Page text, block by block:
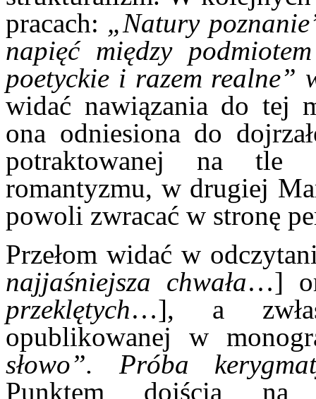
pracach: „Natury
napięć między
poetyckie i razem realne”
widać nawiązania do tej
ona odniesiona do
potraktowanej na tle
romantyzmu, w drugiej
powoli zwracać w stronę
Przełom widać w
najjaśniejsza chwała…]
przeklętych…], a
opublikowanej w
słowo”. Próba
Punktem dojścia na